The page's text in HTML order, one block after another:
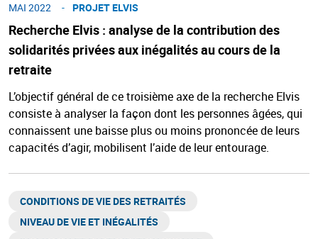
Recherche Elvis : analyse de la contribution des
solidarités privées aux inégalités au cours de la
retraite
MAI 2022 PROJET ELVIS
L’objectif général de ce troisième axe de la recherche Elvis
consiste à analyser la façon dont les personnes âgées, qui
connaissent une baisse plus ou moins prononcée de leurs
capacités d’agir, mobilisent l’aide de leur entourage.
CONDITIONS DE VIE DES RETRAITÉS
NIVEAU DE VIE ET INÉGALITÉS​